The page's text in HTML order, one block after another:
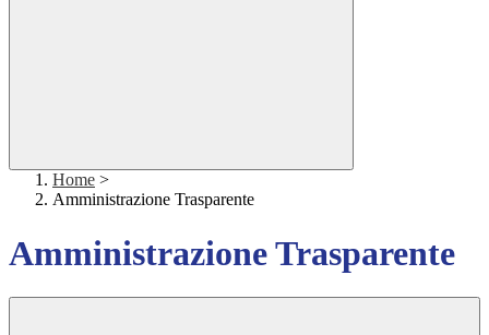
Home >
Amministrazione Trasparente
Amministrazione Trasparente